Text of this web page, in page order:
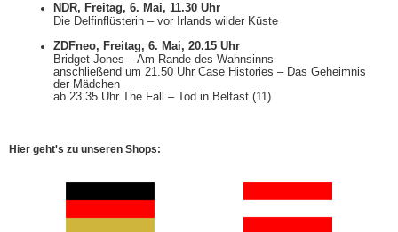
NDR, Freitag, 6. Mai, 11.30 Uhr
Die Delfinflüsterin – vor Irlands wilder Küste
ZDFneo, Freitag, 6. Mai, 20.15 Uhr
Bridget Jones – Am Rande des Wahnsinns
anschließend um 21.50 Uhr Case Histories – Das Geheimnis
der Mädchen
ab 23.35 Uhr The Fall – Tod in Belfast (11)
Hier geht's zu unseren Shops: